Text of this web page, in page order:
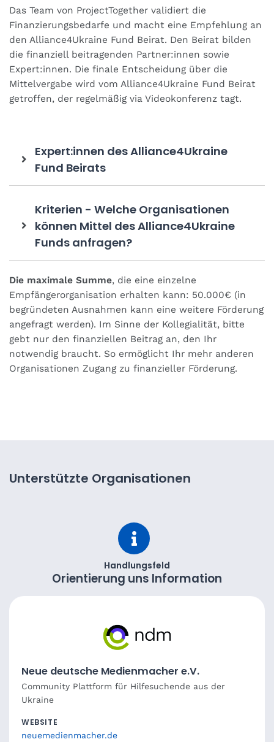
Das Team von ProjectTogether validiert die
Finanzierungsbedarfe und macht eine Empfehlung an
den Alliance4Ukraine Fund Beirat. Den Beirat bilden
die finanziell beitragenden Partner:innen sowie
Expert:innen. Die finale Entscheidung über die
Mittelvergabe wird vom Alliance4Ukraine Fund Beirat
getroffen, der regelmäßig via Videokonferenz tagt.
Expert:innen des Alliance4Ukraine
Fund Beirats
Kriterien - Welche Organisationen
können Mittel des Alliance4Ukraine
Funds anfragen?
Die maximale Summe, die eine einzelne
Empfängerorganisation erhalten kann: 50.000€ (in
begründeten Ausnahmen kann eine weitere Förderung
angefragt werden). Im Sinne der Kollegialität, bitte
gebt nur den finanziellen Beitrag an, den Ihr
notwendig braucht. So ermöglicht Ihr mehr anderen
Organisationen Zugang zu finanzieller Förderung.
Unterstützte Organisationen
Handlungsfeld
Orientierung uns Information
Neue deutsche Medienmacher e.V.
Community Plattform für Hilfesuchende aus der
Ukraine
WEBSITE
neuemedienmacher.de